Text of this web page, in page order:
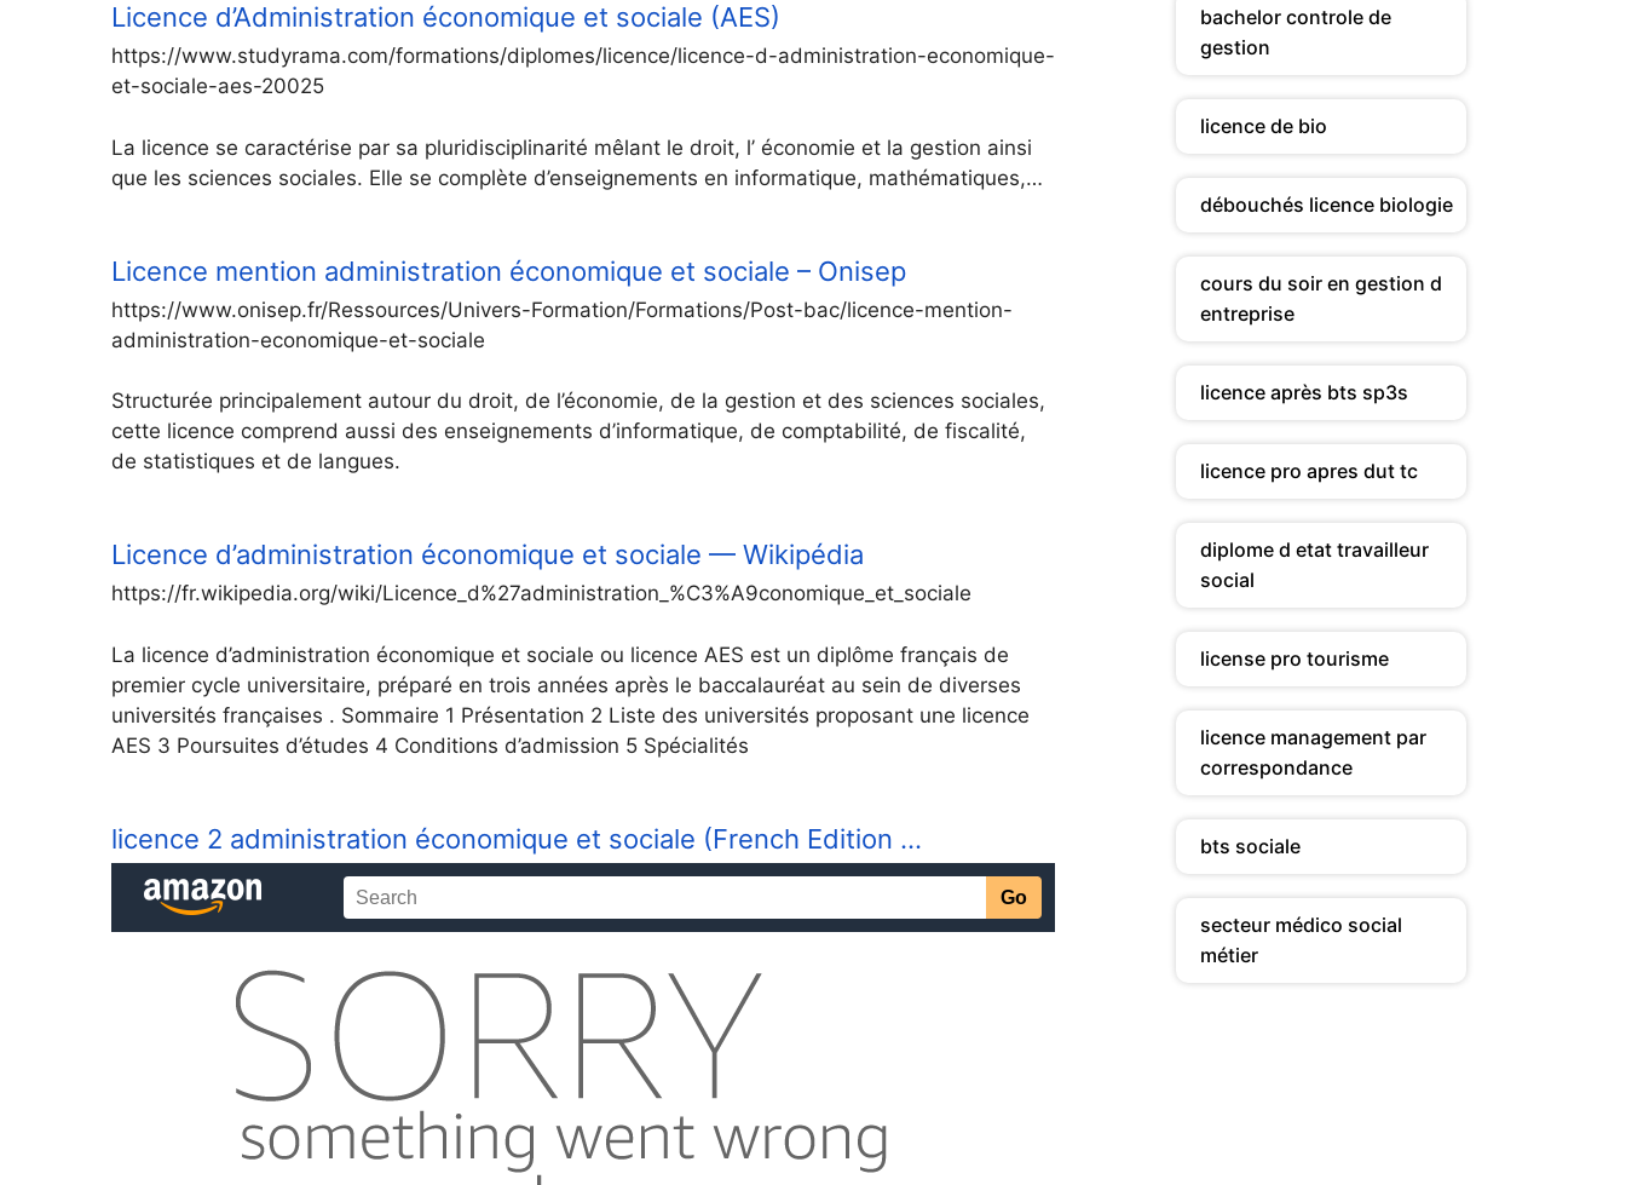
Licence d’Administration économique et sociale (AES)
https://www.studyrama.com/formations/diplomes/licence/licence-d-administration-economique-
et-sociale-aes-20025
La licence se caractérise par sa pluridisciplinarité mêlant le droit, l’ économie et la gestion ainsi
que les sciences sociales. Elle se complète d’enseignements en informatique, mathématiques,…
Licence mention administration économique et sociale – Onisep
https://www.onisep.fr/Ressources/Univers-Formation/Formations/Post-bac/licence-mention-
administration-economique-et-sociale
Structurée principalement autour du droit, de l’économie, de la gestion et des sciences sociales,
cette licence comprend aussi des enseignements d’informatique, de comptabilité, de fiscalité,
de statistiques et de langues.
Licence d’administration économique et sociale — Wikipédia
https://fr.wikipedia.org/wiki/Licence_d%27administration_%C3%A9conomique_et_sociale
La licence d’administration économique et sociale ou licence AES est un diplôme français de
premier cycle universitaire, préparé en trois années après le baccalauréat au sein de diverses
universités françaises . Sommaire 1 Présentation 2 Liste des universités proposant une licence
AES 3 Poursuites d’études 4 Conditions d’admission 5 Spécialités
licence 2 administration économique et sociale (French Edition …
bachelor controle de
gestion
licence de bio
débouchés licence biologie
cours du soir en gestion d
entreprise
licence après bts sp3s
licence pro apres dut tc
diplome d etat travailleur
social
license pro tourisme
licence management par
correspondance
bts sociale
secteur médico social
métier